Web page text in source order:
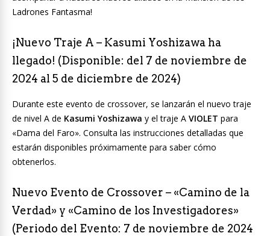
Ladrones Fantasma!
¡Nuevo Traje A – Kasumi Yoshizawa ha
llegado! (Disponible: del 7 de noviembre de
2024 al 5 de diciembre de 2024)
Durante este evento de crossover, se lanzarán el nuevo traje
de nivel A de Kasumi Yoshizawa y el traje A VIOLET para
«Dama del Faro». Consulta las instrucciones detalladas que
estarán disponibles próximamente para saber cómo
obtenerlos.
Nuevo Evento de Crossover – «Camino de la
Verdad» y «Camino de los Investigadores»
(Periodo del Evento: 7 de noviembre de 2024